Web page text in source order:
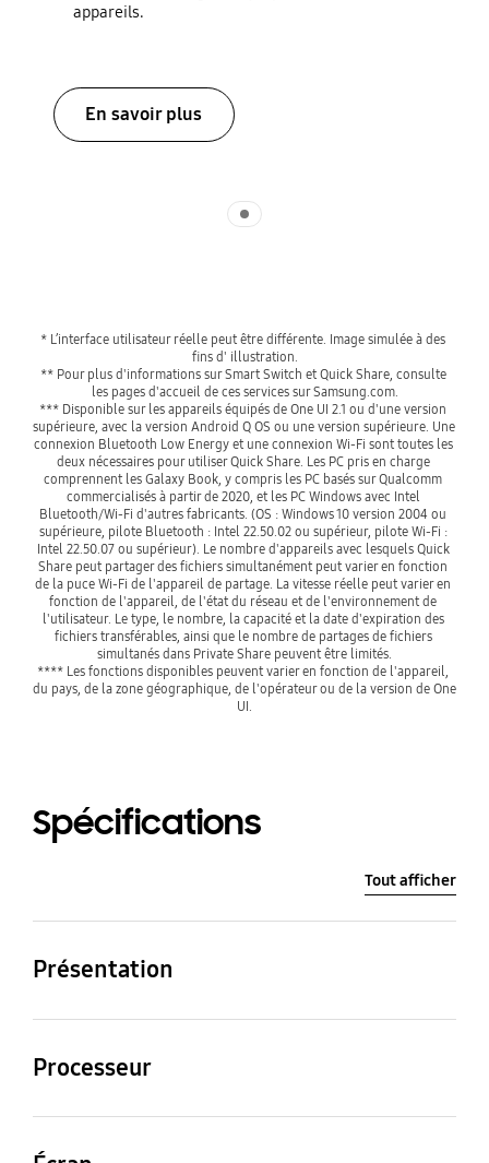
appareils.
En savoir plus
* L’interface utilisateur réelle peut être différente. Image simulée à des
fins d' illustration.
** Pour plus d'informations sur Smart Switch et Quick Share, consulte
les pages d'accueil de ces services sur Samsung.com.
*** Disponible sur les appareils équipés de One UI 2.1 ou d'une version
supérieure, avec la version Android Q OS ou une version supérieure. Une
connexion Bluetooth Low Energy et une connexion Wi-Fi sont toutes les
deux nécessaires pour utiliser Quick Share. Les PC pris en charge
comprennent les Galaxy Book, y compris les PC basés sur Qualcomm
commercialisés à partir de 2020, et les PC Windows avec Intel
Bluetooth/Wi-Fi d'autres fabricants. (OS : Windows 10 version 2004 ou
supérieure, pilote Bluetooth : Intel 22.50.02 ou supérieur, pilote Wi-Fi :
Intel 22.50.07 ou supérieur). Le nombre d'appareils avec lesquels Quick
Share peut partager des fichiers simultanément peut varier en fonction
de la puce Wi-Fi de l'appareil de partage. La vitesse réelle peut varier en
fonction de l'appareil, de l'état du réseau et de l'environnement de
l'utilisateur. Le type, le nombre, la capacité et la date d'expiration des
fichiers transférables, ainsi que le nombre de partages de fichiers
simultanés dans Private Share peuvent être limités.
**** Les fonctions disponibles peuvent varier en fonction de l'appareil,
du pays, de la zone géographique, de l'opérateur ou de la version de One
UI.
Spécifications
Tout afficher
Présentation
200
Processeur
Vitesse du processeur
2,4 GHz, 2 GHz
Type de processeur